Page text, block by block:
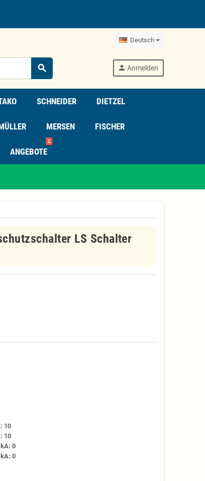
Deutsch
search person Anmelden
SCHNEIDER DIETZEL
MERSEN FISCHER
ANGEBOTE
⏳
LS Schalter
10
10
0
0